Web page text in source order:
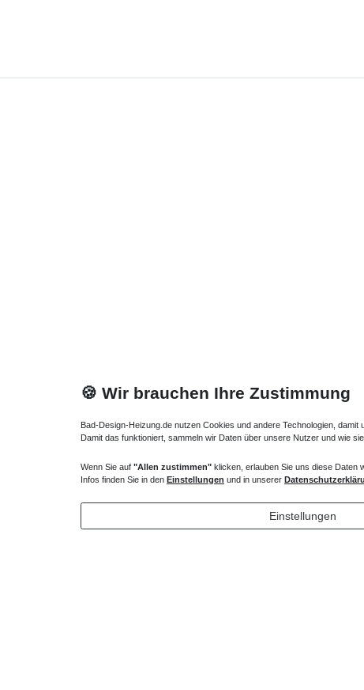
Heizkörper Ventil
135,00 € * 72,32 €
*inkl. ges.
🍪 Wir brauchen Ihre Zustimmung
Bad-Design-Heizung.de nutzen Cookies und andere Technologien,
Damit das funktioniert, sammeln wir Daten über unsere Nutzer und wie
Wenn Sie auf "Allen zustimmen" klicken, erlauben Sie uns diese Daten
Infos finden Sie in den Einstellungen und in unserer
Einstellungen